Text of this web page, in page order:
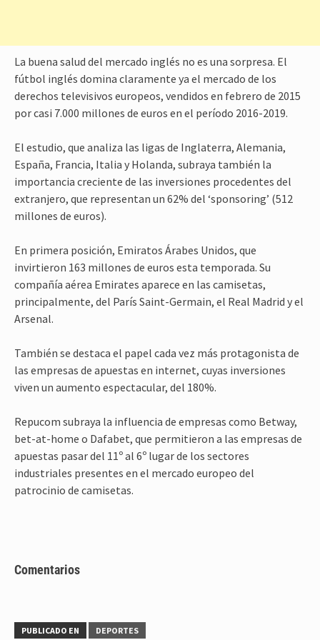
La buena salud del mercado inglés no es una sorpresa. El
fútbol inglés domina claramente ya el mercado de los
derechos televisivos europeos, vendidos en febrero de 2015
por casi 7.000 millones de euros en el período 2016-2019.
El estudio, que analiza las ligas de Inglaterra, Alemania,
España, Francia, Italia y Holanda, subraya también la
importancia creciente de las inversiones procedentes del
extranjero, que representan un 62% del ‘sponsoring’ (512
millones de euros).
En primera posición, Emiratos Árabes Unidos, que
invirtieron 163 millones de euros esta temporada. Su
compañía aérea Emirates aparece en las camisetas,
principalmente, del París Saint-Germain, el Real Madrid y el
Arsenal.
También se destaca el papel cada vez más protagonista de
las empresas de apuestas en internet, cuyas inversiones
viven un aumento espectacular, del 180%.
Repucom subraya la influencia de empresas como Betway,
bet-at-home o Dafabet, que permitieron a las empresas de
apuestas pasar del 11º al 6º lugar de los sectores
industriales presentes en el mercado europeo del
patrocinio de camisetas.
Comentarios
PUBLICADO EN DEPORTES